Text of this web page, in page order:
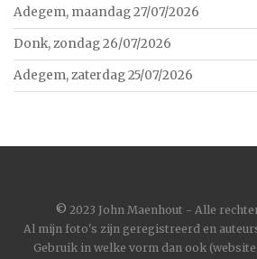
Adegem, maandag 27/07/2026
Donk, zondag 26/07/2026
Adegem, zaterdag 25/07/2026
© 2023 John Maenhout - Alle
Al mijn foto's zijn geregistreerd en
Gebruik in welke vorm dan ook